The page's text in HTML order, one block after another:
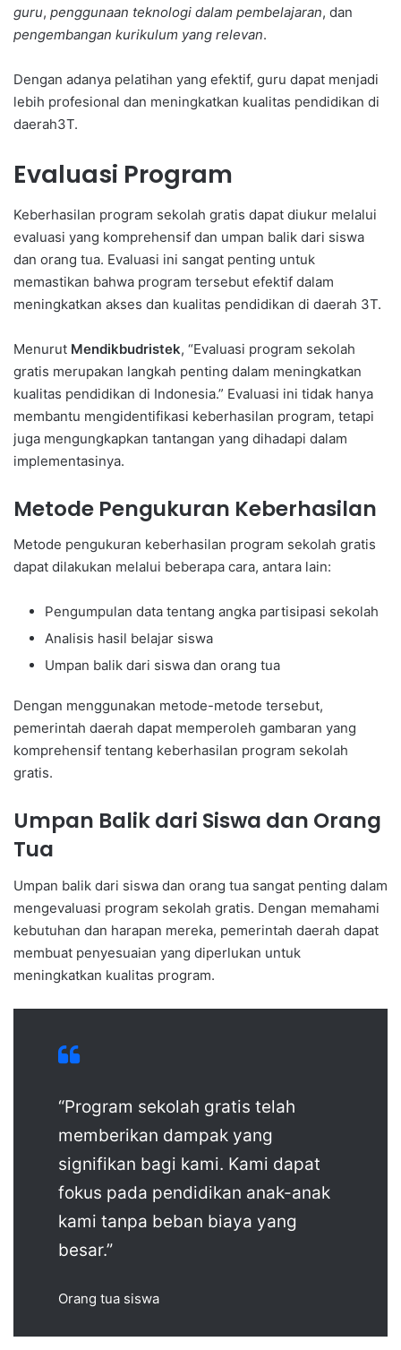
guru, penggunaan teknologi dalam pembelajaran, dan
pengembangan kurikulum yang relevan.
Dengan adanya pelatihan yang efektif, guru dapat menjadi
lebih profesional dan meningkatkan kualitas pendidikan di
daerah3T.
Evaluasi Program
Keberhasilan program sekolah gratis dapat diukur melalui
evaluasi yang komprehensif dan umpan balik dari siswa
dan orang tua. Evaluasi ini sangat penting untuk
memastikan bahwa program tersebut efektif dalam
meningkatkan akses dan kualitas pendidikan di daerah 3T.
Menurut Mendikbudristek, “Evaluasi program sekolah
gratis merupakan langkah penting dalam meningkatkan
kualitas pendidikan di Indonesia.” Evaluasi ini tidak hanya
membantu mengidentifikasi keberhasilan program, tetapi
juga mengungkapkan tantangan yang dihadapi dalam
implementasinya.
Metode Pengukuran Keberhasilan
Metode pengukuran keberhasilan program sekolah gratis
dapat dilakukan melalui beberapa cara, antara lain:
Pengumpulan data tentang angka partisipasi sekolah
Analisis hasil belajar siswa
Umpan balik dari siswa dan orang tua
Dengan menggunakan metode-metode tersebut,
pemerintah daerah dapat memperoleh gambaran yang
komprehensif tentang keberhasilan program sekolah
gratis.
Umpan Balik dari Siswa dan Orang
Tua
Umpan balik dari siswa dan orang tua sangat penting dalam
mengevaluasi program sekolah gratis. Dengan memahami
kebutuhan dan harapan mereka, pemerintah daerah dapat
membuat penyesuaian yang diperlukan untuk
meningkatkan kualitas program.
“Program sekolah gratis telah
memberikan dampak yang
signifikan bagi kami. Kami dapat
fokus pada pendidikan anak-anak
kami tanpa beban biaya yang
besar.”
Orang tua siswa